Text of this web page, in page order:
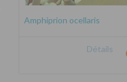
Amphiprion ocellaris
Détails